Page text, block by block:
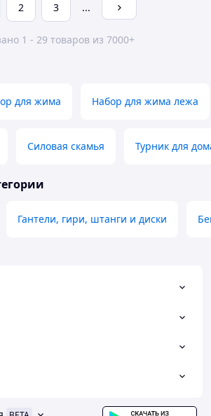
2 3 ...
1 - 29 товаров из 7000+
для жима Набор для жима лежа
Силовая скамья Турник для
Гантели, гири, штанги и диски